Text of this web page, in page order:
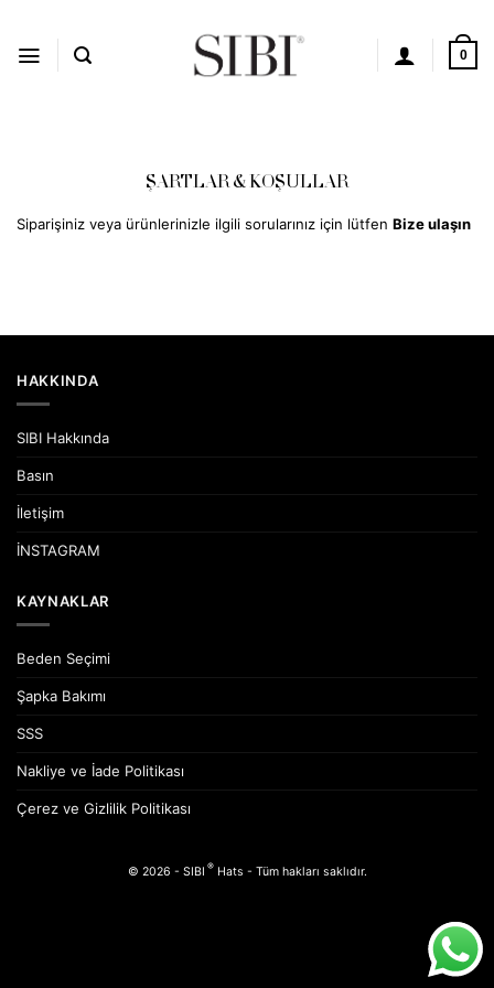
0
ŞARTLAR & KOŞULLAR
Siparişiniz veya ürünlerinizle ilgili sorularınız için lütfen Bize ulaşın
HAKKINDA
SIBI Hakkında
Basın
İletişim
İNSTAGRAM
KAYNAKLAR
Beden Seçimi
Şapka Bakımı
SSS
Nakliye ve İade Politikası
Çerez ve Gizlilik Politikası
© 2026 - SIBI ® Hats - Tüm hakları saklıdır.